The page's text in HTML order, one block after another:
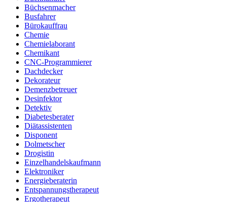
Büchsenmacher
Busfahrer
Bürokauffrau
Chemie
Chemielaborant
Chemikant
CNC-Programmierer
Dachdecker
Dekorateur
Demenzbetreuer
Desinfektor
Detektiv
Diabetesberater
Diätassistenten
Disponent
Dolmetscher
Drogistin
Einzelhandelskaufmann
Elektroniker
Energieberaterin
Entspannungstherapeut
Ergotherapeut